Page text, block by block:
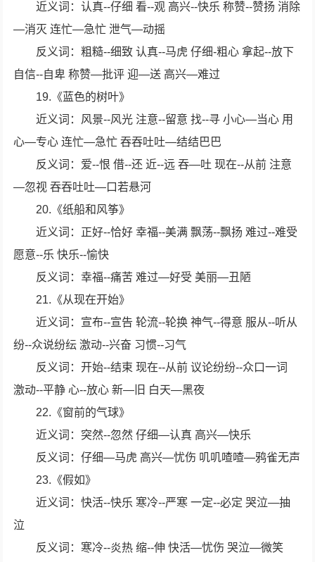
近义词：认真--仔细 看--观 高兴--快乐 称赞--赞扬 消除
—消灭 连忙—急忙 泄气—动摇
反义词：粗糙--细致 认真--马虎 仔细-粗心 拿起--放下
自信--自卑 称赞—批评 迎—送 高兴—难过
19.《蓝色的树叶》
近义词：风景--风光 注意--留意 找--寻 小心—当心 用
心—专心 连忙—急忙 吞吞吐吐—结结巴巴
反义词：爱--恨 借--还 近--远 吞—吐 现在--从前 注意
—忽视 吞吞吐吐—口若悬河
20.《纸船和风筝》
近义词：正好--恰好 幸福--美满 飘荡--飘扬 难过--难受
愿意--乐 快乐--愉快
反义词：幸福--痛苦 难过—好受 美丽—丑陋
21.《从现在开始》
近义词：宣布--宣告 轮流--轮换 神气--得意 服从--听从
纷--众说纷纭 激动--兴奋 习惯--习气
反义词：开始--结束 现在--从前 议论纷纷--众口一词
激动--平静 心--放心 新—旧 白天—黑夜
22.《窗前的气球》
近义词：突然--忽然 仔细—认真 高兴—快乐
反义词：仔细—马虎 高兴—忧伤 叽叽喳喳—鸦雀无声
23.《假如》
近义词：快活--快乐 寒冷--严寒 一定--必定 哭泣—抽
泣
反义词：寒冷--炎热 缩--伸 快活—忧伤 哭泣—微笑